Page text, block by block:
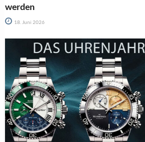
werden
18. Juni 2026